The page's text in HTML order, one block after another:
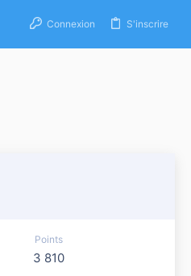
Connexion S'inscrire
Points
3 810